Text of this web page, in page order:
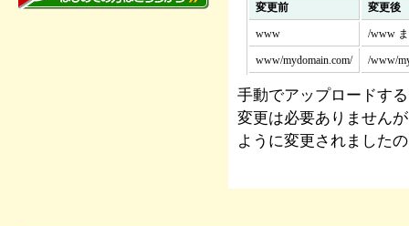
変更前 変更後
www /www
www/mydomain.com/ /www/
手動でアップロードす
変更は必要ありません
ように変更されました